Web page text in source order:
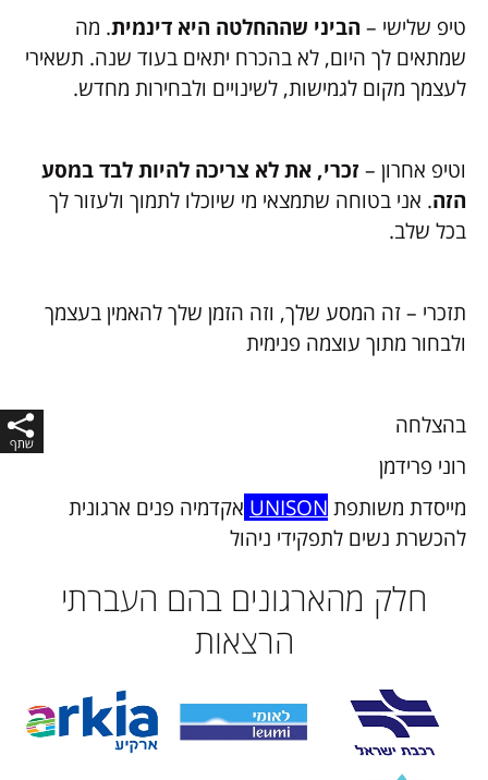
טיפ שלישי – הביני שההחלטה היא דינמית. מה
שמתאים לך היום, לא בהכרח יתאים בעוד שנה. תשאירי
לעצמך מקום לגמישות, לשינויים ולבחירות מחדש.
וטיפ אחרון – זכרי, את לא צריכה להיות לבד במסע
הזה. אני בטוחה שתמצאי מי שיוכלו לתמוך ולעזור לך
בכל שלב.
תזכרי – זה המסע שלך, וזה הזמן שלך להאמין בעצמך
ולבחור מתוך עוצמה פנימית
בהצלחה
רוני פרידמן
מייסדת משותפת UNISON אקדמיה פנים ארגונית
להכשרת נשים לתפקידי ניהול
חלק מהארגונים בהם העברתי
הרצאות